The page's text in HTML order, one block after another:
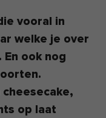
vooral in
welke je over
ook nog
op laat